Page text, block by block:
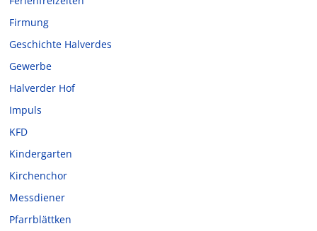
Firmung
Geschichte Halverdes
Gewerbe
Halverder Hof
Impuls
KFD
Kindergarten
Kirchenchor
Messdiener
Pfarrblättken